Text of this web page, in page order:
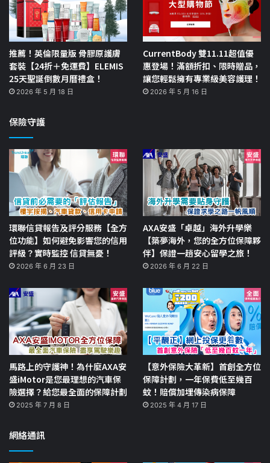
推薦！英倫限量版 骨膠原護膚
套裝【24折＋免運費】ELEMIS
25天聖誕倒數月曆禮盒！
2026 年 5 月 18 日
CurrentBody 雙11.11超值優
惠登場！滿額折扣、限時贈品，
讓您輕鬆擁有專業級美容護理！
2026 年 5 月 16 日
保險守護
環聯信貸報告及評分服務【全方
位功能】如何避免影響您的信用
評級？實時監控 信貸無憂！
2026 年 6 月 23 日
AXA安盛「卓越」海外升學樂
【築夢海外，您的全方位保障夥
伴】保證一趟安心留學之旅！
2026 年 6 月 22 日
馬路上的守護神！為什麼AXA安
盛iMotor是您最理想的汽車保
險選擇？給您最全面的保障計劃
2025 年 7 月 8 日
【意外保險大革新】首創全方位
保障計劃，一年保費低至幾百
蚊！賠償加埋傳染病保障
2025 年 4 月 17 日
網絡通訊